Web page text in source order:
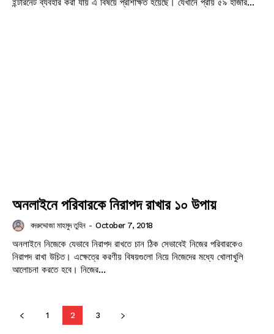
Company
About
Contact us
My account
ইন্টারনেট ব্যবহার করা যায় এ বিষয়ে প্রশিক্ষিত হয়েছে। যেখানে প্রায় ৫৯ হাজার...
অনলাইনে পরিবারকে নিরাপদ রাখার ১০ উপায়
বদরুদ্দোজা মাহমুদ তুহিন - October 7, 2018
অনলাইনে নিজেকে যেভাবে নিরাপদ রাখতে চান ঠিক সেভাবেই নিজের পরিবারকেও
নিরাপদ রাখা উচিত। এক্ষেত্রে করণীয় বিষয়গুলো নিয়ে নিজেদের মধ্যে খোলাখুলি
আলোচনা করতে হবে। নিজের...
1 2 3